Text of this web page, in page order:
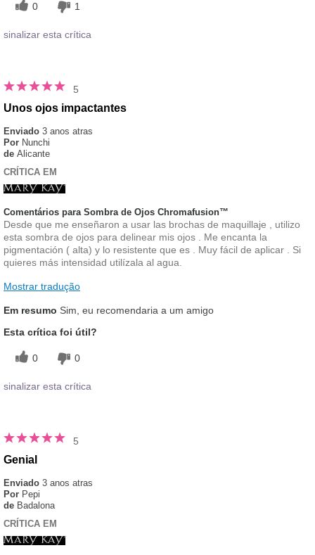
0 1
sinalizar esta crítica
5
Unos ojos impactantes
Enviado 3 anos atras
Por Nunchi
de Alicante
CRÍTICA EM
Comentários para Sombra de Ojos Chromafusion™
Desde que me enseñaron a usar las brochas de maquillaje , utilizo
esta sombra de ojos para delinear mis ojos . Me encanta la
pigmentación ( alta) y lo resistente que es . Muy fácil de aplicar . Si
quieres más intensidad utilízala al agua.
Mostrar tradução
Em resumo Sim, eu recomendaria a um amigo
Esta crítica foi útil?
0 0
sinalizar esta crítica
5
Genial
Enviado 3 anos atras
Por Pepi
de Badalona
CRÍTICA EM